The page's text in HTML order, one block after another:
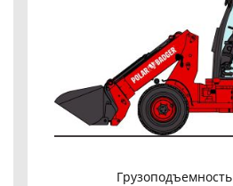
Грузоподъемность